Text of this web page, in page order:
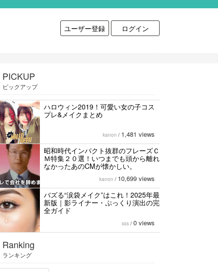
ユーザー登録 ログイン
PICKUP
ピックアップ
ハロウィン2019！可愛い女の子コス
プレ&メイクまとめ
kanon / 1,481 views
昭和時代インパクト抜群のフレーズＣ
Ｍ特集２０選！いつまでも頭から離れ
なかったあのCMが懐かしい。
kanon / 10,699 views
バズる“涙袋メイク”はこれ！2025年最
新版｜影ライナー・ぷっくり演出の完
全ガイド
sss / 0 views
Ranking
ランキング